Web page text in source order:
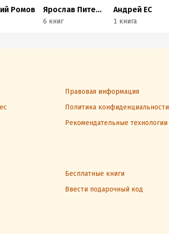
Ромов Ярослав Питерский
6 книг
Андрей ЕС
1 книга
Правовая информация
Политика конфиденциальности
Рекомендательные технологии
Бесплатные книги
Ввести подарочный код